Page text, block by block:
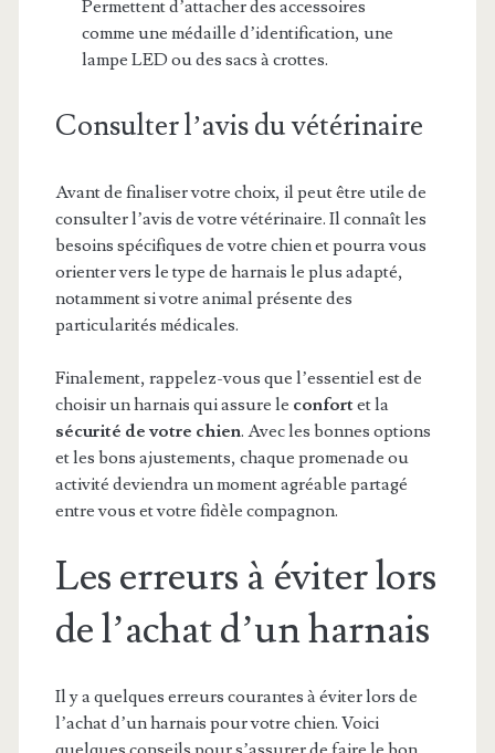
Permettent d’attacher des accessoires
comme une médaille d’identification, une
lampe LED ou des sacs à crottes.
Consulter l’avis du vétérinaire
Avant de finaliser votre choix, il peut être utile de
consulter l’avis de votre vétérinaire. Il connaît les
besoins spécifiques de votre chien et pourra vous
orienter vers le type de harnais le plus adapté,
notamment si votre animal présente des
particularités médicales.
Finalement, rappelez-vous que l’essentiel est de
choisir un harnais qui assure le confortet la
sécurité de votre chien. Avec les bonnes options
et les bons ajustements, chaque promenade ou
activité deviendra un moment agréable partagé
entre vous et votre fidèle compagnon.
Les erreurs à éviter lors
de l’achat d’un harnais
Il y a quelques erreurs courantes à éviter lors de
l’achat d’un harnais pour votre chien. Voici